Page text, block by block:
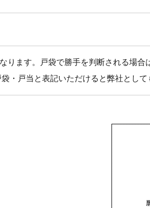
ります。戸袋で勝手を判断される場
・戸当と表記いただけると弊社として